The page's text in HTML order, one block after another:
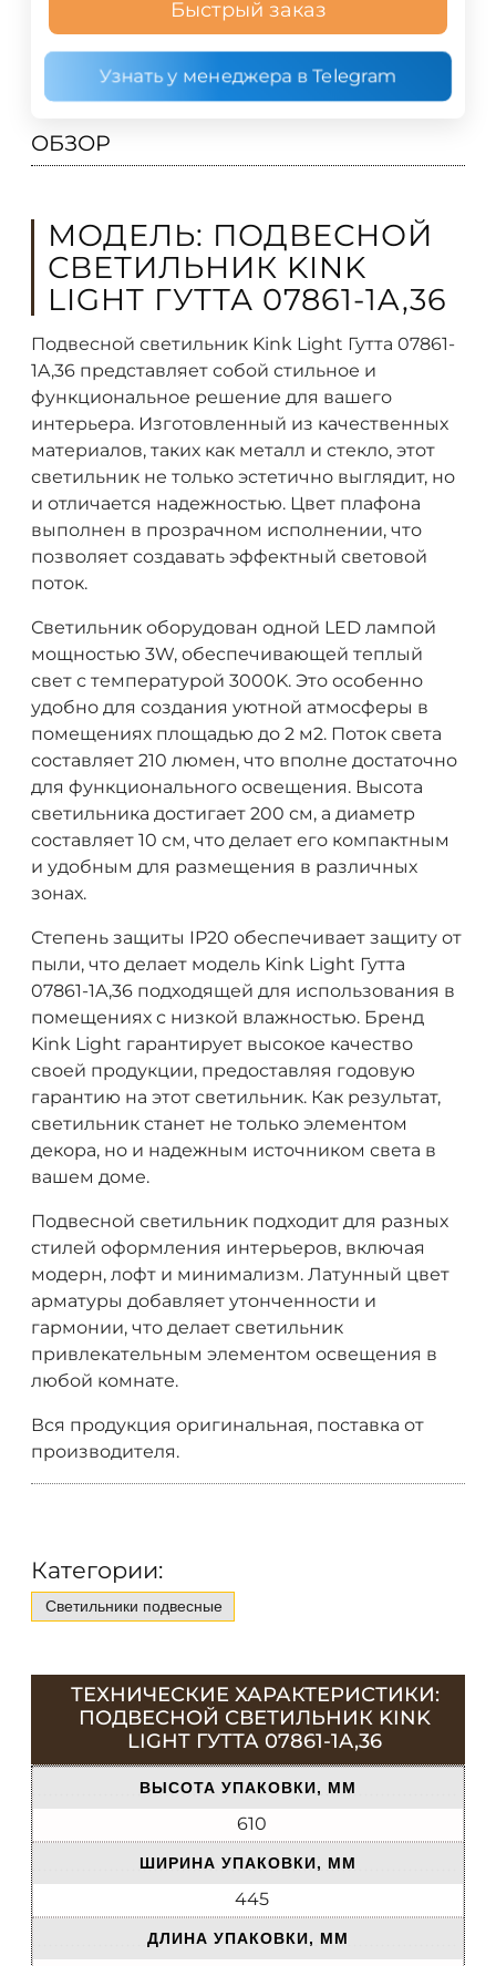
Быстрый заказ
Узнать у менеджера в Telegram
ОБЗОР
МОДЕЛЬ: ПОДВЕСНОЙ
СВЕТИЛЬНИК KINK
LIGHT ГУТТА 07861-1A,36
Подвесной светильник Kink Light Гутта 07861-
1A,36 представляет собой стильное и
функциональное решение для вашего
интерьера. Изготовленный из качественных
материалов, таких как металл и стекло, этот
светильник не только эстетично выглядит, но
и отличается надежностью. Цвет плафона
выполнен в прозрачном исполнении, что
позволяет создавать эффектный световой
поток.
Светильник оборудован одной LED лампой
мощностью 3W, обеспечивающей теплый
свет с температурой 3000K. Это особенно
удобно для создания уютной атмосферы в
помещениях площадью до 2 м2. Поток света
составляет 210 люмен, что вполне достаточно
для функционального освещения. Высота
светильника достигает 200 см, а диаметр
составляет 10 см, что делает его компактным
и удобным для размещения в различных
зонах.
Степень защиты IP20 обеспечивает защиту от
пыли, что делает модель Kink Light Гутта
07861-1A,36 подходящей для использования в
помещениях с низкой влажностью. Бренд
Kink Light гарантирует высокое качество
своей продукции, предоставляя годовую
гарантию на этот светильник. Как результат,
светильник станет не только элементом
декора, но и надежным источником света в
вашем доме.
Подвесной светильник подходит для разных
стилей оформления интерьеров, включая
модерн, лофт и минимализм. Латунный цвет
арматуры добавляет утонченности и
гармонии, что делает светильник
привлекательным элементом освещения в
любой комнате.
Вся продукция оригинальная, поставка от
производителя.
Категории:
Светильники подвесные
ТЕХНИЧЕСКИЕ ХАРАКТЕРИСТИКИ:
ПОДВЕСНОЙ СВЕТИЛЬНИК KINK
LIGHT ГУТТА 07861-1A,36
ВЫСОТА УПАКОВКИ, ММ
610
ШИРИНА УПАКОВКИ, ММ
445
ДЛИНА УПАКОВКИ, ММ